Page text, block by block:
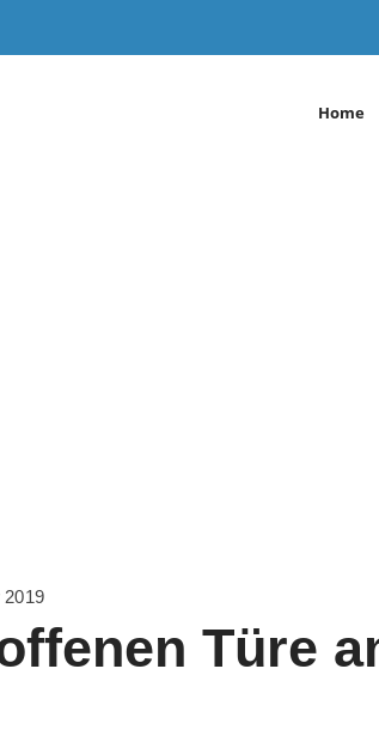
Home
2019
Türe